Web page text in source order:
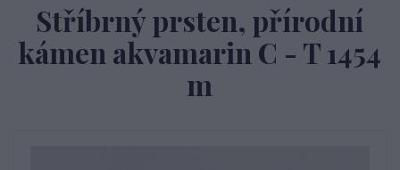
Stříbrný prsten, přírodní
kámen akvamarin C - T 1454
m